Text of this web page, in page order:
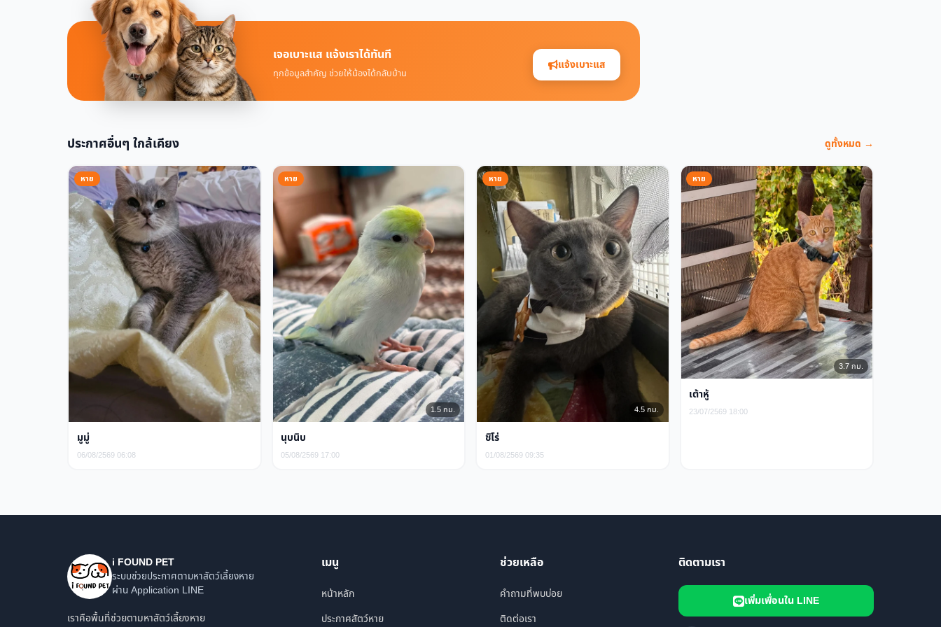
เจอเบาะแส แจ้งเราได้ทันที
ทุกข้อมูลสำคัญ ช่วยให้น้องได้กลับบ้าน
แจ้งเบาะแส
ประกาศอื่นๆ ใกล้เคียง ดูทั้งหมด →
หาย
มูมู่
06/08/2569 06:08
หาย
1.5 กม.
นุบนิบ
05/08/2569 17:00
หาย
4.5 กม.
ชิโร่
01/08/2569 09:35
หาย
3.7 กม.
เต้าหู้
23/07/2569 18:00
i FOUND PET
ระบบช่วยประกาศตามหาสัตว์เลี้ยงหาย
ผ่าน Application LINE
เราคือพื้นที่ช่วยตามหาสัตว์เลี้ยงหาย
เมนู
หน้าหลัก
ประกาศสัตว์หาย
ช่วยเหลือ
คำถามที่พบบ่อย
ติดต่อเรา
ติดตามเรา
เพิ่มเพื่อนใน LINE